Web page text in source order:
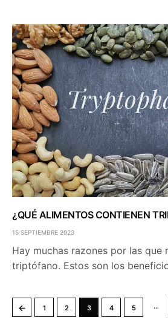
¿QUÉ ALIMENTOS CONTIENEN
15 SEPTIEMBRE 2023
Hay muchas razones por las que
triptófano. Estos son los
← 1 2 3 4 5 …